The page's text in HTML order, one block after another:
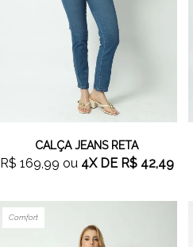
CALÇA JEANS RETA
R$ 169,99 ou 4XDE R$ 42,49
Comfort